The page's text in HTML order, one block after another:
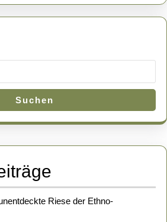
Suchen
Riese der Ethno-